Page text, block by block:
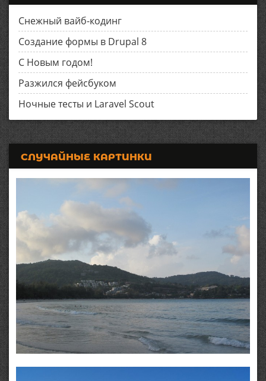
Снежный вайб-кодинг
Создание формы в Drupal 8
С Новым годом!
Разжился фейсбуком
Ночные тесты и Laravel Scout
СЛУЧАЙНЫЕ КАРТИНКИ